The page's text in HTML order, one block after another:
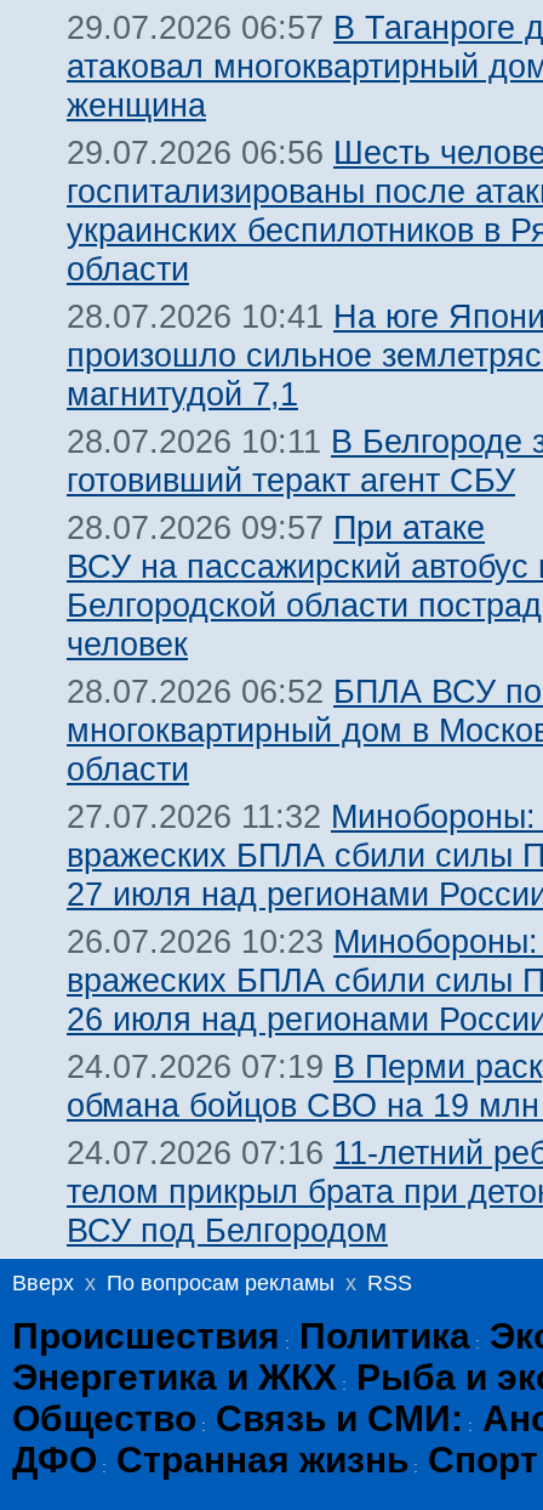
29.07.2026 06:57 В Таганроге
атаковал многоквартирный
женщина
29.07.2026 06:56 Шесть
госпитализированы после
украинских беспилотников в
области
28.07.2026 10:41 На юге
произошло сильное
магнитудой 7,1
28.07.2026 10:11 В Белгороде
готовивший теракт агент СБУ
28.07.2026 09:57 При атаке
ВСУ на пассажирский автобус
Белгородской области
человек
28.07.2026 06:52 БПЛА ВСУ
многоквартирный дом в
области
27.07.2026 11:32 Минобороны:
вражеских БПЛА сбили силы
27 июля над регионами
26.07.2026 10:23
вражеских БПЛА сбили силы
26 июля над регионами
24.07.2026 07:19 В Перми
обмана бойцов СВО на 19 млн
24.07.2026 07:16 11-летний
телом прикрыл брата при
ВСУ под Белгородом
Вверх x По вопросам рекламы x RSS
Происшествия : Политика :
Энергетика и ЖКХ :
Рыба и
Общество : Связь и СМИ: :
ДФО : Странная жизнь : Спорт